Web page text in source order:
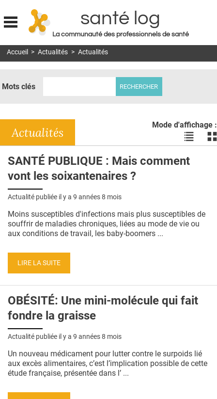
Jump to navigation
santé log
La communauté des professionnels de santé
MON COMPTE
DOSSIERS
RÉSEAUX
E-REVUE SAD
QUI SOMMES-NOUS ?
CONDITIONS GÉNÉRALES
CRÉDITS
Accueil > Actualités > Actualités
Mots clés
Mode d'affichage :
Voir
les
en
les
Actualités
SANTÉ PUBLIQUE : Mais comment
vont les soixantenaires ?
Actualité publiée il y a 9 années 8 mois
Moins susceptibles d'infections mais plus susceptibles de
souffrir de maladies chroniques, liées au mode de vie ou
aux conditions de travail, les baby-boomers ...
LIRE LA SUITE
OBÉSITÉ: Une mini-molécule qui fait
fondre la graisse
Actualité publiée il y a 9 années 8 mois
Un nouveau médicament pour lutter contre le surpoids lié
aux excès alimentaires, c’est l’implication possible de cette
étude française, présentée dans l’ ...